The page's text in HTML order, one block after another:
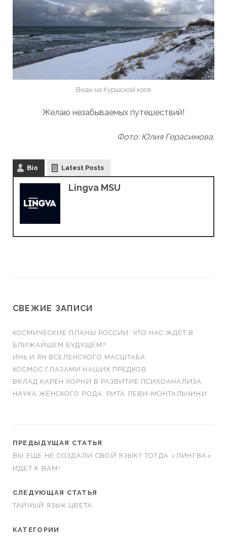
Виды на Куршской косе
Желаю незабываемых путешествий!
Фото: Юлия Герасимова.
Bio Latest Posts
Lingva MSU
СВЕЖИЕ ЗАПИСИ
КОСМИЧЕСКИЕ ПЛАНЫ РОССИИ: ЧТО НАС ЖДЁТ В
БЛИЖАЙШЕМ БУДУЩЕМ?
ИНЬ И ЯН ВСЕЛЕНСКОГО МАСШТАБА
КОСМОС ГЛАЗАМИ НАШИХ ПРЕДКОВ
ВКЛАД КАРЕН ХОРНИ В РАЗВИТИЕ ПСИХОАНАЛИЗА
НАУКА ЖЕНСКОГО РОДА: РИТА ЛЕВИ-МОНТАЛЬЧИНИ
ПРЕДЫДУЩАЯ СТАТЬЯ
ВЫ ЕЩЕ НЕ СОЗДАЛИ СВОЙ ЯЗЫК? ТОГДА «ЛИНГВА»
ИДЕТ К ВАМ!
СЛЕДУЮЩАЯ СТАТЬЯ
ТАЙНЫЙ ЯЗЫК ЦВЕТА
КАТЕГОРИИ